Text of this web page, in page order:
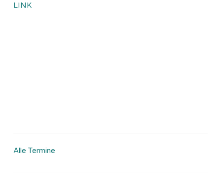
LINK
Alle Termine